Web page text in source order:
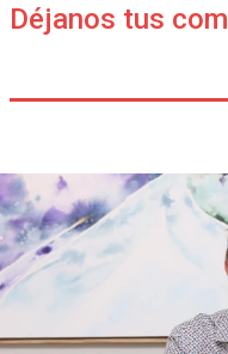
Déjanos tus